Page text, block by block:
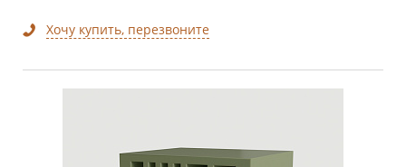
Хочу купить, перезвоните